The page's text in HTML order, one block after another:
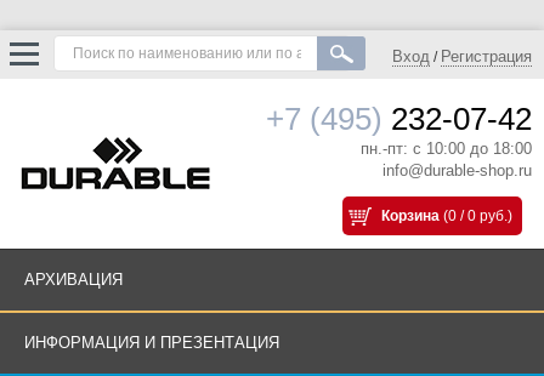
Вход / Регистрация
+7 (495) 232-07-42
пн.-пт: с 10:00 до 18:00
info@durable-shop.ru
Корзина (0 / 0 руб.)
АРХИВАЦИЯ
ИНФОРМАЦИЯ И ПРЕЗЕНТАЦИЯ